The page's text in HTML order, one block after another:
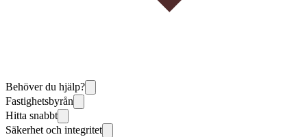
Behöver du hjälp?
Fastighetsbyrån
Hitta snabbt
Säkerhet och integritet